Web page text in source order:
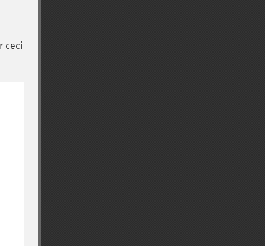
ceci